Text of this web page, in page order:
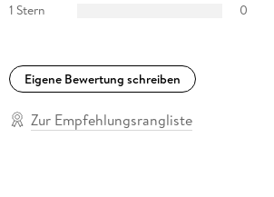
1 Stern
0
Eigene Bewertung schreiben
Zur Empfehlungsrangliste